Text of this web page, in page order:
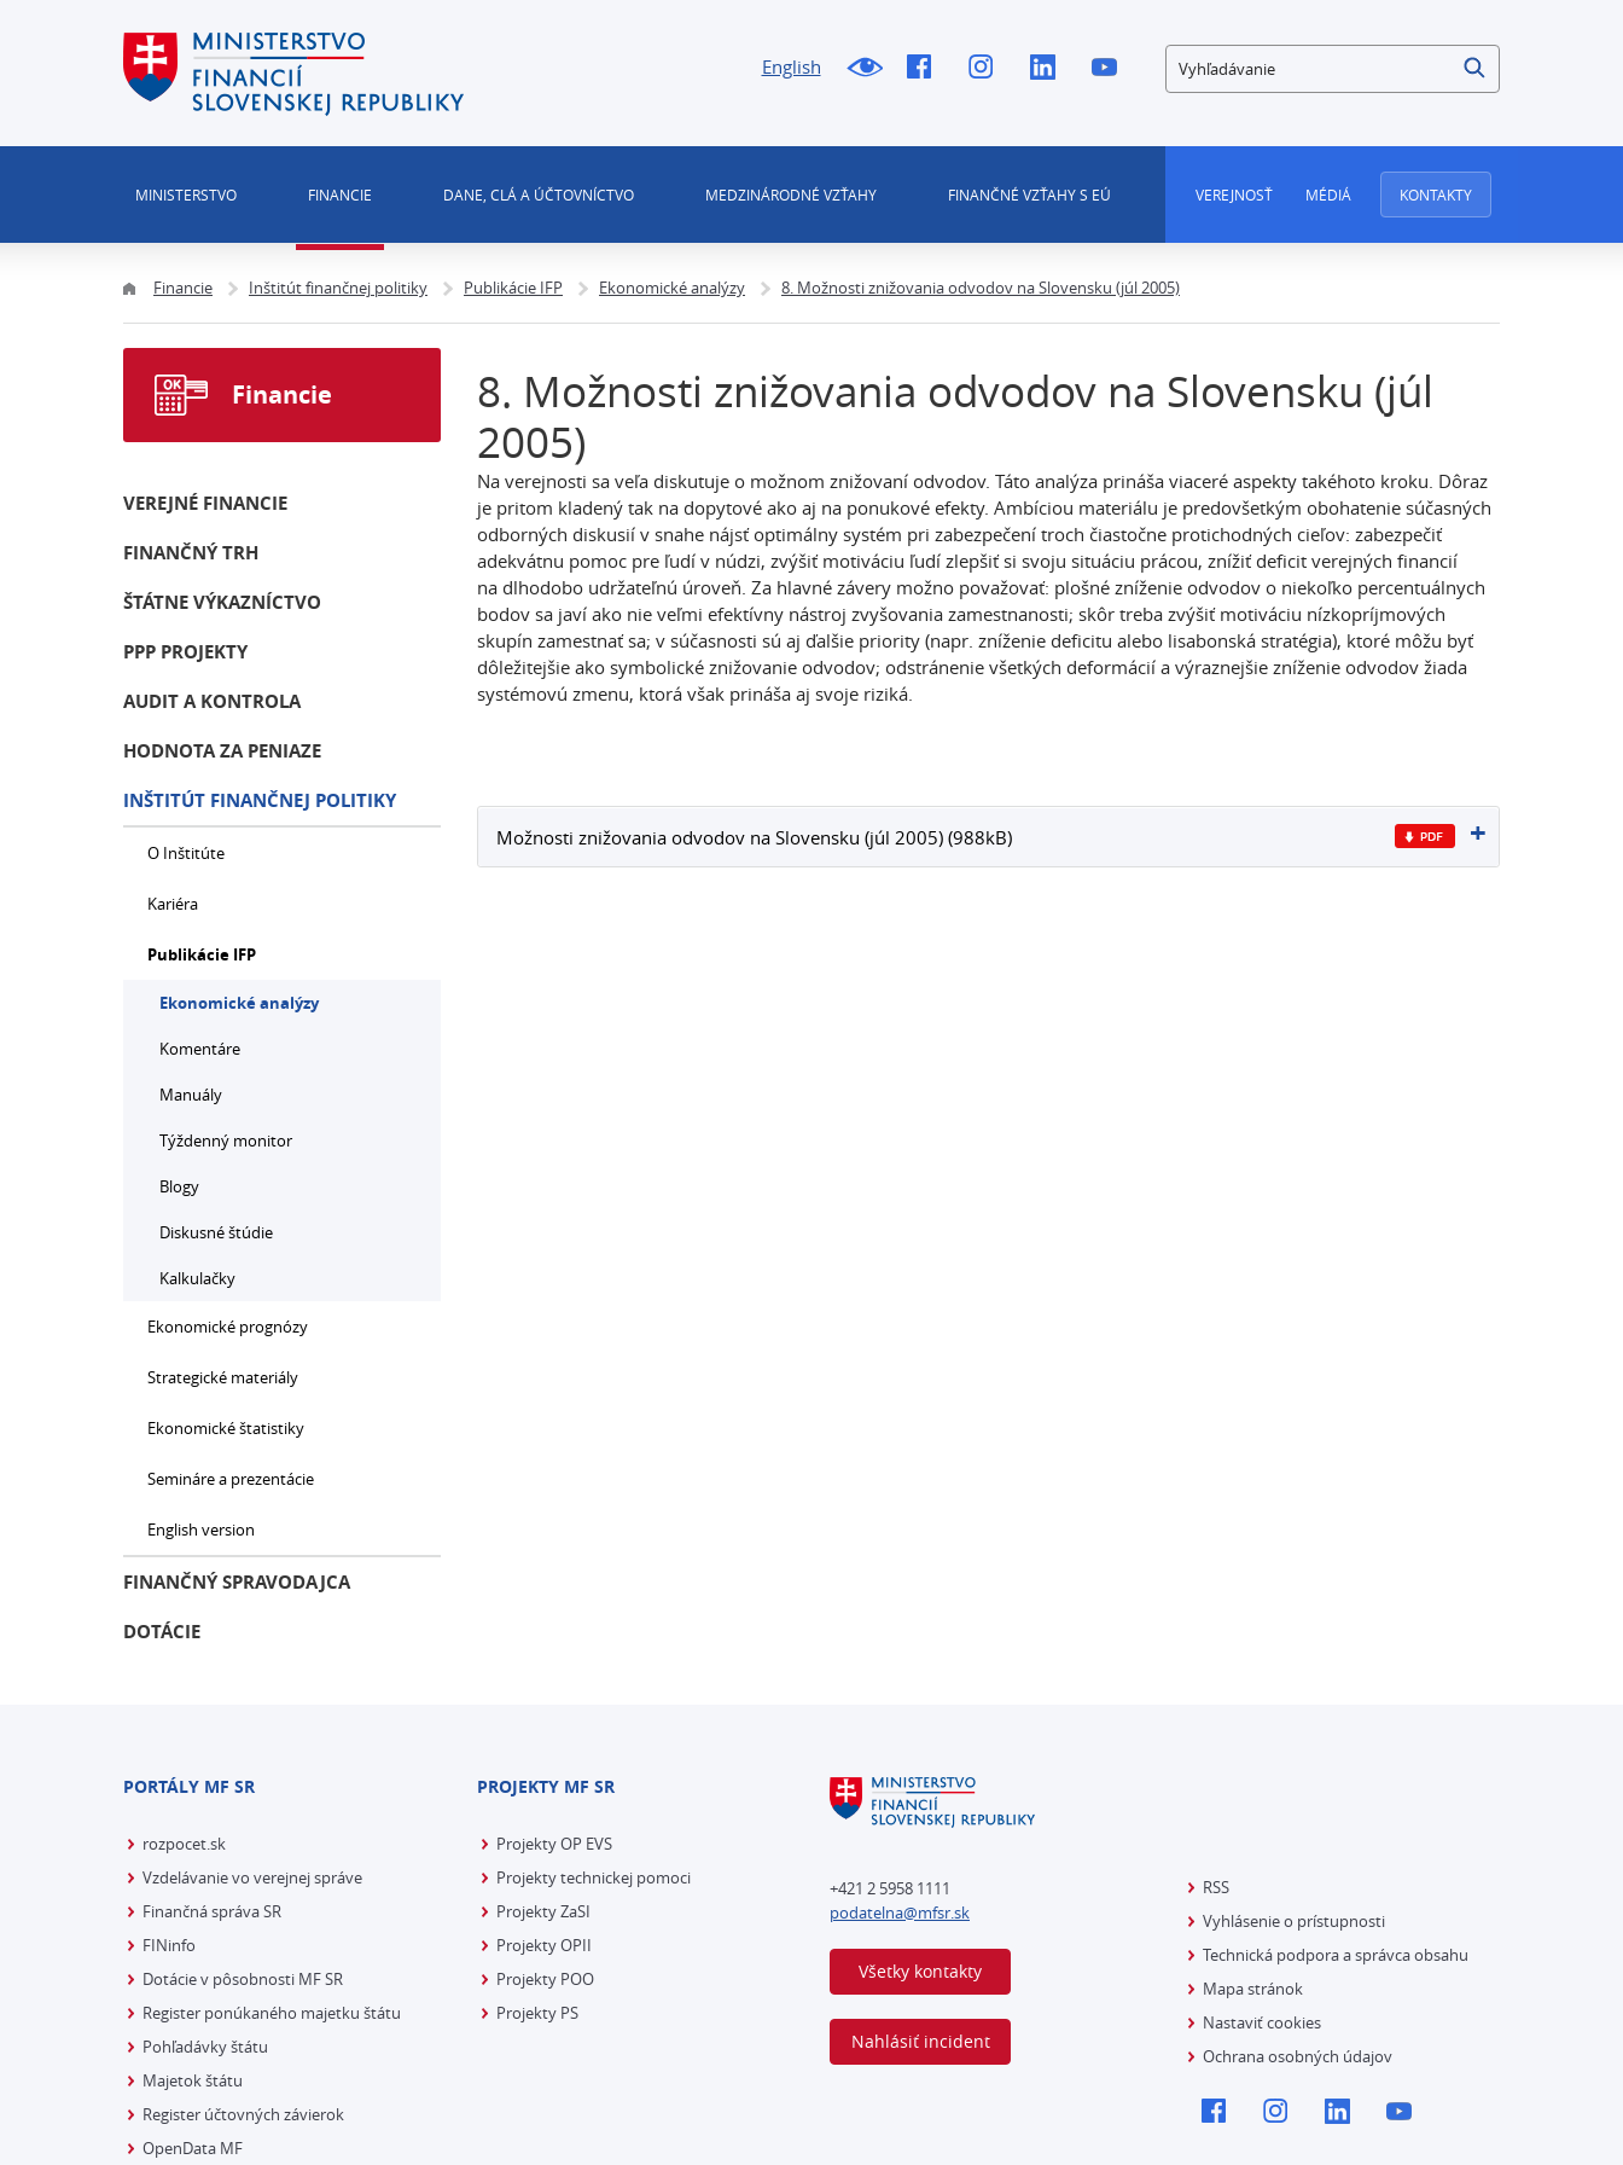
English Vyhľadávanie
MINISTERSTVO FINANCIE DANE, CLÁ A ÚČTOVNÍCTVO MEDZINÁRODNÉ VZŤAHY FINANČNÉ VZŤAHY S EÚ VEREJNOSŤ MÉDIÁ KONTAKTY
Financie Inštitút finančnej politiky Publikácie IFP Ekonomické analýzy 8. Možnosti znižovania odvodov na Slovensku (júl 2005)
8. Možnosti znižovania odvodov na Slovensku (júl
2005)
Na verejnosti sa veľa diskutuje o možnom znižovaní odvodov. Táto analýza prináša viaceré aspekty takéhoto kroku. Dôraz
je pritom kladený tak na dopytové ako aj na ponukové efekty. Ambíciou materiálu je predovšetkým obohatenie súčasných
odborných diskusií v snahe nájsť optimálny systém pri zabezpečení troch čiastočne protichodných cieľov: zabezpečiť
adekvátnu pomoc pre ľudí v núdzi, zvýšiť motiváciu ľudí zlepšiť si svoju situáciu prácou, znížiť deficit verejných financií
na dlhodobo udržateľnú úroveň. Za hlavné závery možno považovať: plošné zníženie odvodov o niekoľko percentuálnych
bodov sa javí ako nie veľmi efektívny nástroj zvyšovania zamestnanosti; skôr treba zvýšiť motiváciu nízkopríjmových
skupín zamestnať sa; v súčasnosti sú aj ďalšie priority (napr. zníženie deficitu alebo lisabonská stratégia), ktoré môžu byť
dôležitejšie ako symbolické znižovanie odvodov; odstránenie všetkých deformácií a výraznejšie zníženie odvodov žiada
systémovú zmenu, ktorá však prináša aj svoje riziká.
Možnosti znižovania odvodov na Slovensku (júl 2005) (988kB)
Financie
VEREJNÉ FINANCIE
FINANČNÝ TRH
ŠTÁTNE VÝKAZNÍCTVO
PPP PROJEKTY
AUDIT A KONTROLA
HODNOTA ZA PENIAZE
INŠTITÚT FINANČNEJ POLITIKY
O Inštitúte
Kariéra
Publikácie IFP
Ekonomické analýzy
Komentáre
Manuály
Týždenný monitor
Blogy
Diskusné štúdie
Kalkulačky
Ekonomické prognózy
Strategické materiály
Ekonomické štatistiky
Semináre a prezentácie
English version
FINANČNÝ SPRAVODAJCA
DOTÁCIE
PORTÁLY MF SR
rozpocet.sk
Vzdelávanie vo verejnej správe
Finančná správa SR
FINinfo
Dotácie v pôsobnosti MF SR
Register ponúkaného majetku štátu
Pohľadávky štátu
Majetok štátu
Register účtovných závierok
OpenData MF
PROJEKTY MF SR
Projekty OP EVS
Projekty technickej pomoci
Projekty ZaSI
Projekty OPII
Projekty POO
Projekty PS
+421 2 5958 1111
podatelna@mfsr.sk
Všetky kontakty
Nahlásiť incident
RSS
Vyhlásenie o prístupnosti
Technická podpora a správca obsahu
Mapa stránok
Nastaviť cookies
Ochrana osobných údajov